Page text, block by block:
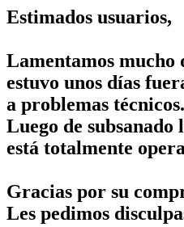
Estimados usuarios,
Lamentamos mucho
estuvo unos días
a problemas técnicos.
Luego de subsanado
está totalmente
Gracias por su
Les pedimos